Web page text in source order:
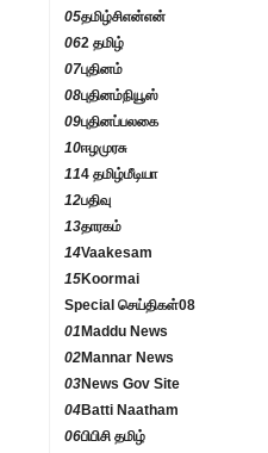
05தமிழ்சிஎன்என்
062 தமிழ்
07புதினம்
08புதினம்நியூஸ்
09புதினப்பலகை
10ஈழமுரசு
114 தமிழ்மீடியா
12பதிவு
13தாரகம்
14Vaakesam
15Koormai
Special செய்திகள்08
01 Maddu News
02Mannar News
03News Gov Site
04Batti Naatham
06பிபிசி தமிழ்